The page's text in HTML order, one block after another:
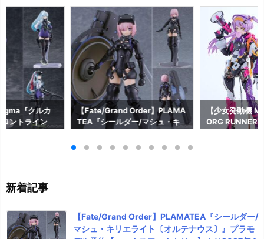
『クルカ
ントライン
【Fate/Grand Order】PLAMA
TEA『シールダー/マシュ・キ
プラモデル予約【マックスファ
【少女発動機
ORG RUNNER
新着記事
【Fate/Grand Order】PLAMATEA『シールダー/
マシュ・キリエライト〔オルテナウス〕』プラモ